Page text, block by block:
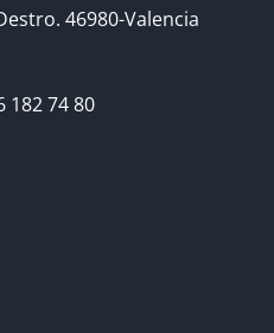
46980-Valencia
182 74 80